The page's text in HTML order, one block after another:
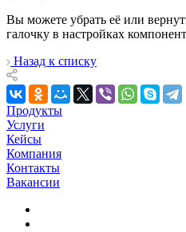
Вы можете убрать её или
галочку в настройках
Назад к списку
Продукты
Услуги
Кейсы
Компания
Контакты
Вакансии